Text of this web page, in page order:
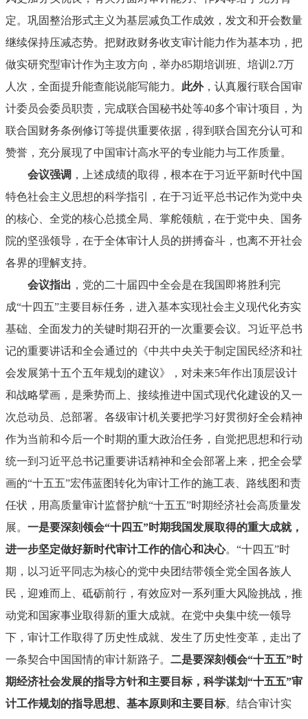
定。巩固整治形式主义为基层减负工作成效，发文和开会数量
继续保持压减态势。把财政财务收支审计能力作为基本功，把
做实研究型审计作为主攻方向，举办85期培训班、培训2.7万
人次，全面提升能查能说能写能力。 此外，认真履行联合国审
计委员会委员职责，完成联合国秘书处等40多个审计项目，为
联合国财务条例修订等提供重要依据，得到联合国充分认可和
赞誉，充分展现了中国审计高水平的专业能力与工作质量。
会议强调 ，上述成绩的取得，根本在于习近平新时代中国
特色社会主义思想的科学指引，在于习近平总书记作为党中央
的核心、全党的核心总揽全局、掌舵领航，在于党中央、国务
院的坚强领导，在于全体审计人员的拼搏奋斗，也离不开社会
各界的理解支持。
会议指出 ，党的二十届四中全会是在我国即将胜利完
成“十四五”主要目标任务，进入基本实现社会主义现代化夯实
基础、全面发力的关键时期召开的一次重要会议。习近平总书
记的重要讲话和全会通过的《中共中央关于制定国民经济和社
会发展第十五个五年规划的建议》，对未来5年作出顶层设计
和战略擘画，是乘势而上、接续推进中国式现代化建设的又一
次总动员、总部署。各级审计机关要把学习好贯彻好全会精神
作为当前和今后一个时期的重大政治任务，自觉把思想和行动
统一到习近平总书记重要讲话精神和全会部署上来，把全会擘
画的“十五五”宏伟蓝图转化为审计工作的施工表、路线图和责
任状，用高质量审计监督护航“十五五”时期经济社会高质量发
展。 一是要深刻领会“十四五”时期我国发展取得的重大成就，
进一步坚定做好新时代审计工作的信心和决心。“十四五”时
期，以习近平同志为核心的党中央团结带领全党全国各族人
民，迎难而上、砥砺前行，有效应对一系列重大风险挑战，推
动党和国家事业取得新的重大成就。在党中央集中统一领导
下，审计工作取得了历史性成就、发生了历史性变革，走出了
一条契合中国国情的审计新路子。 二是要深刻领会“十五五”时
期经济社会发展的指导方针和主要目标，科学谋划“十五五”审
计工作规划的指导思想、基本原则和主要目标。结合审计实